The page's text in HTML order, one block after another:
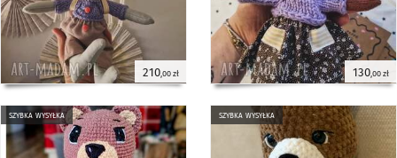
210,00 zł 130,00 zł
szybka wysyłka szybka wysyłka